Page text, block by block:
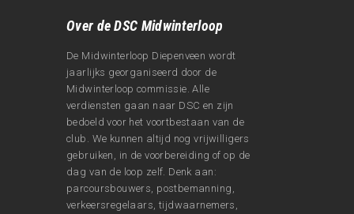
Over de DSC Midwinterloop
De Midwinterloop Diepenveen wordt
jaarlijks georganiseerd door de
Midwinterloop commissie. Alle
verdiensten gaan naar DSC en zijn
bedoeld voor het voortbestaan van de
club. We kunnen altijd nog vrijwilligers
gebruiken, in de voorbereiding of op de
dag van de loop zelf. Denk aan:
parcoursbouwers, postbemanning,
verkeersregelaars, tijdwaarnemers,